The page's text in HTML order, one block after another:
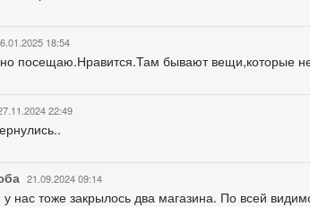
18:54
посещаю.Нравится.Там бывают вещи,которые
22:49
21.09.2024 09:14
у нас тоже закрылось два магазина. По всей